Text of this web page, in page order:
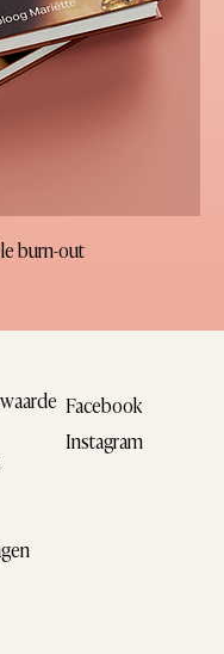
burn-out
Facebook
Instagram